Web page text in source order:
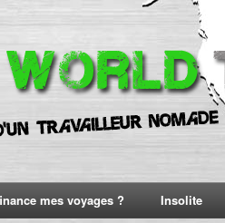
mes voyages ? Insolite